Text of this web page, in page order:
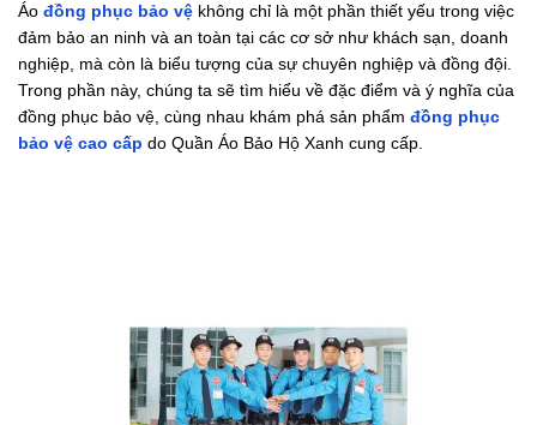
Áo đồng phục bảo vệ không chỉ là một phần thiết yếu trong việc
đảm bảo an ninh và an toàn tại các cơ sở như khách sạn, doanh
nghiệp, mà còn là biểu tượng của sự chuyên nghiệp và đồng đội.
Trong phần này, chúng ta sẽ tìm hiểu về đặc điểm và ý nghĩa của
đồng phục bảo vệ, cùng nhau khám phá sản phẩm đồng phục
bảo vệ cao cấp do Quần Áo Bảo Hộ Xanh cung cấp.